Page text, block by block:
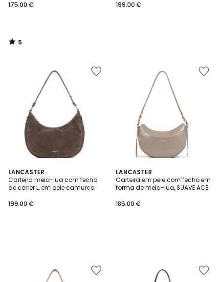
175.00 €
5
/
199.00 €
LANCASTER
Carteira meia-lua com fecho
de correr L, em pele camurça
199.00 €
LANCASTER
Carteira em pele com fecho em
forma de meia-lua, SUAVE ACE
185.00 €